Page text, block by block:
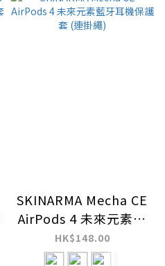
SKINARMA Mecha CE
AirPods 4 未來元素藍
牙耳機保護套 (連掛
繩)
HK$148.00